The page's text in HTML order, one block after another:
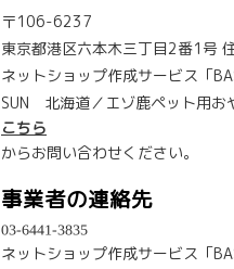
〒106-6237
東京都港区六本木三丁目2番1号
ネットショップ作成サービス「
SUN 北海道／エゾ鹿ペット用お
こちら
からお問い合わせください。
事業者の連絡先
ネットショップ作成サービス「